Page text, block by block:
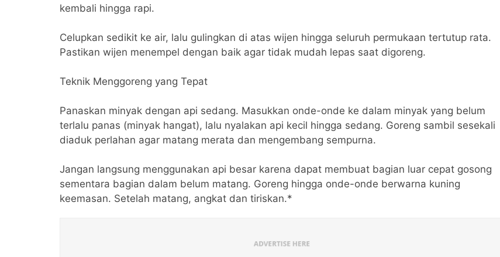
kembali hingga rapi.
Celupkan sedikit ke air, lalu gulingkan di atas wijen hingga seluruh permukaan tertutup rata.
Pastikan wijen menempel dengan baik agar tidak mudah lepas saat digoreng.
Teknik Menggoreng yang Tepat
Panaskan minyak dengan api sedang. Masukkan onde-onde ke dalam minyak yang belum
terlalu panas (minyak hangat), lalu nyalakan api kecil hingga sedang. Goreng sambil sesekali
diaduk perlahan agar matang merata dan mengembang sempurna.
Jangan langsung menggunakan api besar karena dapat membuat bagian luar cepat gosong
sementara bagian dalam belum matang. Goreng hingga onde-onde berwarna kuning
keemasan. Setelah matang, angkat dan tiriskan.*